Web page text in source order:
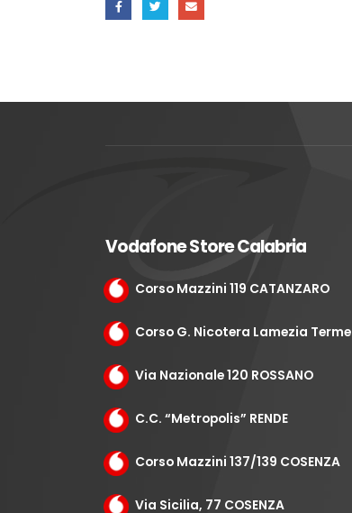
Vodafone Store Calabria
Corso Mazzini 119 CATANZARO
Corso G. Nicotera Lamezia Terme
Via Nazionale 120 ROSSANO
C.C. “Metropolis” RENDE
Corso Mazzini 137/139 COSENZA
Via Sicilia, 77 COSENZA